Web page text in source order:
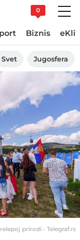
0
Biznis
Svet Jugosfera
prirodi - Telegraf.rs